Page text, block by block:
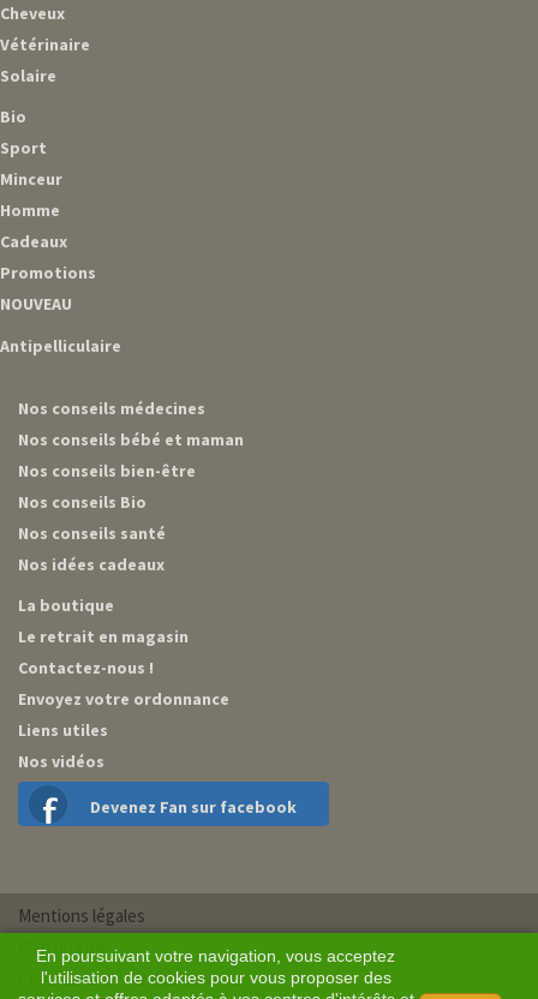
Cheveux
Vétérinaire
Solaire
Bio
Sport
Minceur
Homme
Cadeaux
Promotions
NOUVEAU
Antipelliculaire
Nos conseils médecines
Nos conseils bébé et maman
Nos conseils bien-être
Nos conseils Bio
Nos conseils santé
Nos idées cadeaux
La boutique
Le retrait en magasin
Contactez-nous !
Envoyez votre ordonnance
Liens utiles
Nos vidéos
Devenez Fan sur facebook
En poursuivant votre navigation, vous acceptez
l'utilisation de cookies pour vous proposer des
Mentions légales
Plan du site
Conditions générales de vente